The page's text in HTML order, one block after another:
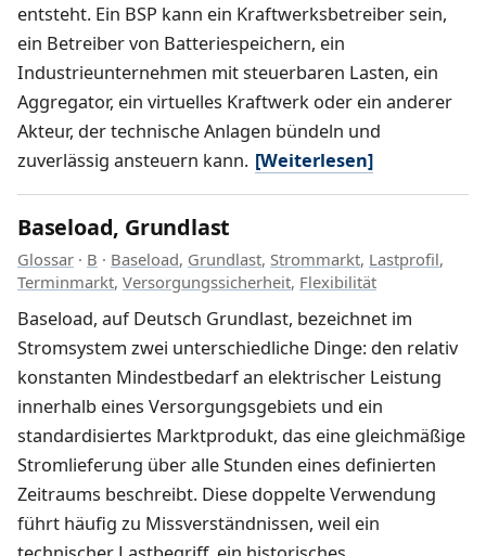
entsteht. Ein BSP kann ein Kraftwerksbetreiber sein,
ein Betreiber von Batteriespeichern, ein
Industrieunternehmen mit steuerbaren Lasten, ein
Aggregator, ein virtuelles Kraftwerk oder ein anderer
Akteur, der technische Anlagen bündeln und
zuverlässig ansteuern kann. [Weiterlesen]
Baseload, Grundlast
Glossar · B · Baseload, Grundlast, Strommarkt, Lastprofil,
Terminmarkt, Versorgungssicherheit, Flexibilität
Baseload, auf Deutsch Grundlast, bezeichnet im
Stromsystem zwei unterschiedliche Dinge: den relativ
konstanten Mindestbedarf an elektrischer Leistung
innerhalb eines Versorgungsgebiets und ein
standardisiertes Marktprodukt, das eine gleichmäßige
Stromlieferung über alle Stunden eines definierten
Zeitraums beschreibt. Diese doppelte Verwendung
führt häufig zu Missverständnissen, weil ein